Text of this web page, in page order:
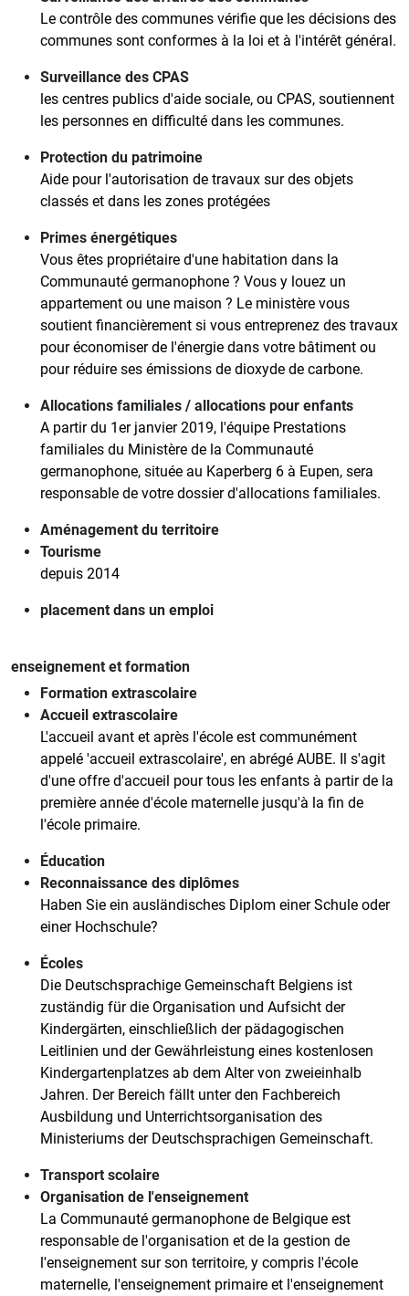
Le contrôle des communes vérifie que les décisions des
communes sont conformes à la loi et à l'intérêt général.
Surveillance des CPAS
les centres publics d'aide sociale, ou CPAS, soutiennent
les personnes en difficulté dans les communes.
Protection du patrimoine
Aide pour l'autorisation de travaux sur des objets
classés et dans les zones protégées
Primes énergétiques
Vous êtes propriétaire d'une habitation dans la
Communauté germanophone ? Vous y louez un
appartement ou une maison ? Le ministère vous
soutient financièrement si vous entreprenez des travaux
pour économiser de l'énergie dans votre bâtiment ou
pour réduire ses émissions de dioxyde de carbone.
Allocations familiales / allocations pour enfants
A partir du 1er janvier 2019, l'équipe Prestations
familiales du Ministère de la Communauté
germanophone, située au Kaperberg 6 à Eupen, sera
responsable de votre dossier d'allocations familiales.
Aménagement du territoire
Tourisme
depuis 2014
placement dans un emploi
enseignement et formation
Formation extrascolaire
Accueil extrascolaire
L'accueil avant et après l'école est communément
appelé 'accueil extrascolaire', en abrégé AUBE. Il s'agit
d'une offre d'accueil pour tous les enfants à partir de la
première année d'école maternelle jusqu'à la fin de
l'école primaire.
Éducation
Reconnaissance des diplômes
Haben Sie ein ausländisches Diplom einer Schule oder
einer Hochschule?
Écoles
Die Deutschsprachige Gemeinschaft Belgiens ist
zuständig für die Organisation und Aufsicht der
Kindergärten, einschließlich der pädagogischen
Leitlinien und der Gewährleistung eines kostenlosen
Kindergartenplatzes ab dem Alter von zweieinhalb
Jahren. Der Bereich fällt unter den Fachbereich
Ausbildung und Unterrichtsorganisation des
Ministeriums der Deutschsprachigen Gemeinschaft.
Transport scolaire
Organisation de l'enseignement
La Communauté germanophone de Belgique est
responsable de l'organisation et de la gestion de
l'enseignement sur son territoire, y compris l'école
maternelle, l'enseignement primaire et l'enseignement